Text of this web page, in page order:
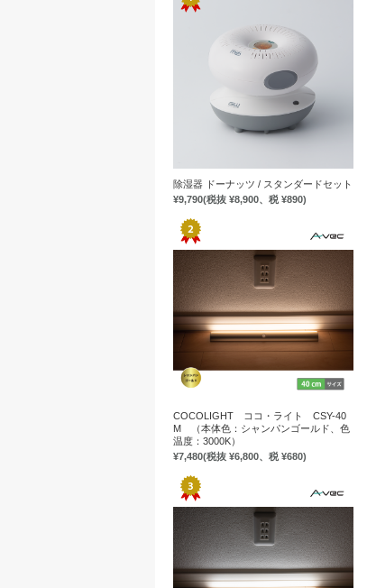
除湿器 ドーナッツ / スタンダードセット
¥9,790(税抜 ¥8,900、税 ¥890)
COCOLIGHT ココ・ライト CSY-40
M （本体色：シャンパンゴールド、色
温度：3000K）
¥7,480(税抜 ¥6,800、税 ¥680)